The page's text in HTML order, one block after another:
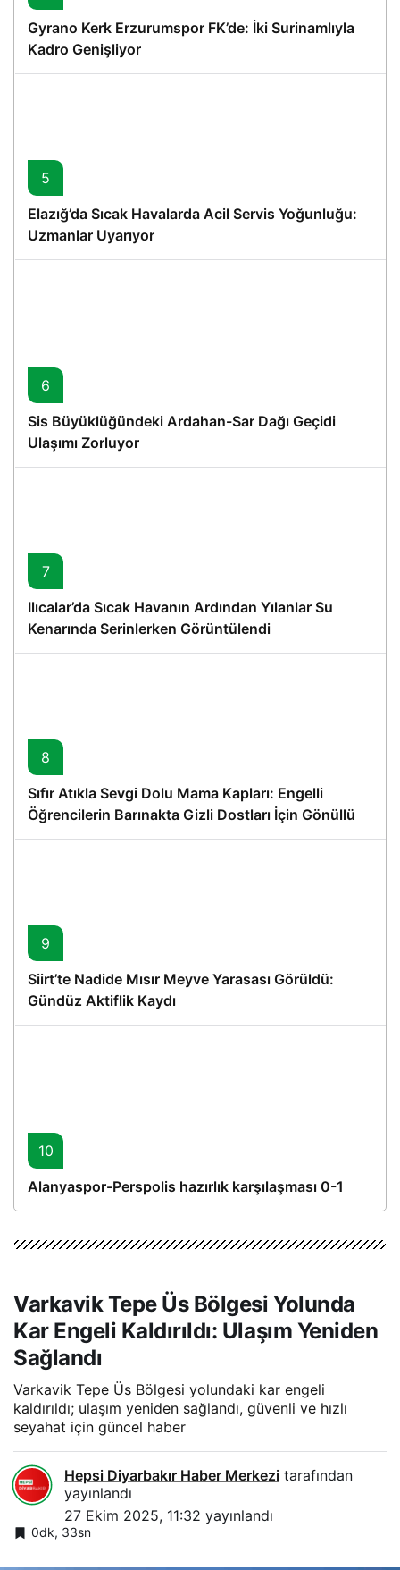
Gyrano Kerk Erzurumspor FK’de: İki Surinamlıyla
Kadro Genişliyor
5
Elazığ’da Sıcak Havalarda Acil Servis Yoğunluğu:
Uzmanlar Uyarıyor
6
Sis Büyüklüğündeki Ardahan-Sar Dağı Geçidi
Ulaşımı Zorluyor
7
Ilıcalar’da Sıcak Havanın Ardından Yılanlar Su
Kenarında Serinlerken Görüntülendi
8
Sıfır Atıkla Sevgi Dolu Mama Kapları: Engelli
Öğrencilerin Barınakta Gizli Dostları İçin Gönüllü
Proje
9
Siirt’te Nadide Mısır Meyve Yarasası Görüldü:
Gündüz Aktiflik Kaydı
10
Alanyaspor-Perspolis hazırlık karşılaşması 0-1
Varkavik Tepe Üs Bölgesi Yolunda
Kar Engeli Kaldırıldı: Ulaşım Yeniden
Sağlandı
Varkavik Tepe Üs Bölgesi yolundaki kar engeli
kaldırıldı; ulaşım yeniden sağlandı, güvenli ve hızlı
seyahat için güncel haber
Hepsi Diyarbakır Haber Merkezi tarafından
yayınlandı
27 Ekim 2025, 11:32 yayınlandı
0dk, 33sn